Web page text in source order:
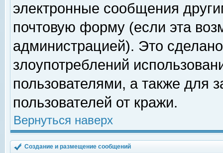
электронные сообщения
почтовую форму (если эта
администрацией). Это
злоупотреблений
пользователями, а также для
пользователей от кражи.
Вернуться наверх
Создание и размещение сообщений